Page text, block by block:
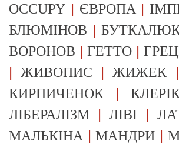
OCCUPY | ЄВРОПА |
БЛЮМІНОВ |
ВОРОНОВ |ГЕТТО |
|ЖИВОПИС |ЖИЖЕК |
КИРПИЧЕНОК |
ЛІБЕРАЛІЗМ |ЛІВІ |
МАЛЬКІНА |МАНДРИ |